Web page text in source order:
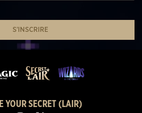
S’INSCRIRE
YOUR SECRET (LAIR)